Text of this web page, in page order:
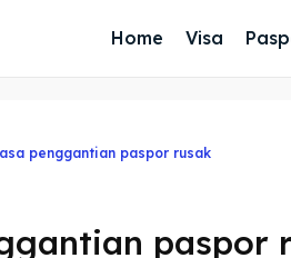
Home Visa
penggantian paspor rusak
paspor